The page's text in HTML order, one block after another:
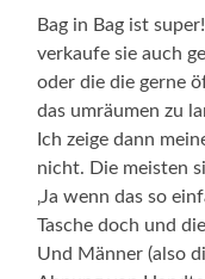
Bag in Bag ist
verkaufe sie auch
oder die die gerne
das umräumen zu
Ich zeige dann
nicht. Die meisten
‚Ja wenn das so
Tasche doch und
Und Männer (also